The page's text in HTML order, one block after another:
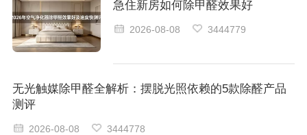
急住新房如何除甲醛效果好
2026-08-08 3444779
无光触媒除甲醛全解析：摆脱光照依赖的5款除醛产品
测评
2026-08-08 3444778